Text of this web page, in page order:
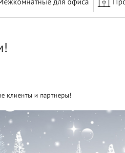
для офиса
клиенты и партнеры!